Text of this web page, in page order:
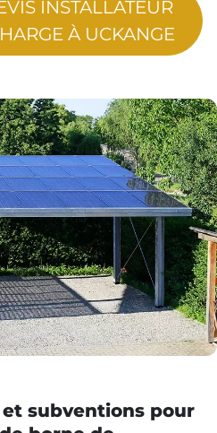
INSTALLATEUR
À UCKANGE
subventions pour